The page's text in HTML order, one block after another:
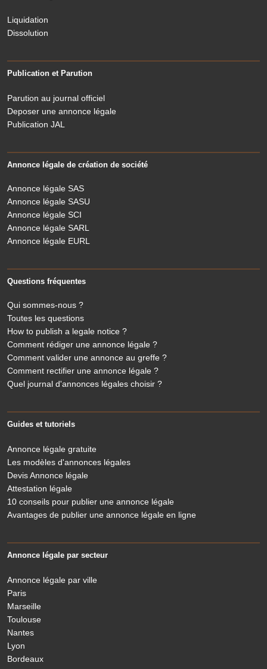
Liquidation
Dissolution
Publication et Parution
Parution au journal officiel
Deposer une annonce légale
Publication JAL
Annonce légale de création de société
Annonce légale SAS
Annonce légale SASU
Annonce légale SCI
Annonce légale SARL
Annonce légale EURL
Questions fréquentes
Qui sommes-nous ?
Toutes les questions
How to publish a legale notice ?
Comment rédiger une annonce légale ?
Comment valider une annonce au greffe ?
Comment rectifier une annonce légale ?
Quel journal d'annonces légales choisir ?
Guides et tutoriels
Annonce légale gratuite
Les modèles d'annonces légales
Devis Annonce légale
Attestation légale
10 conseils pour publier une annonce légale
Avantages de publier une annonce légale en ligne
Annonce légale par secteur
Annonce légale par ville
Paris
Marseille
Toulouse
Nantes
Lyon
Bordeaux